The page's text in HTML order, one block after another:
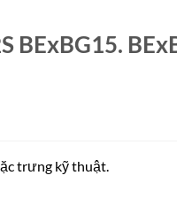
BExBG15.
trưng kỹ thuật.